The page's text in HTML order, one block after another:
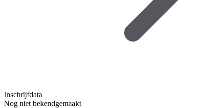
Inschrijfdata
Nog niet bekendgemaakt